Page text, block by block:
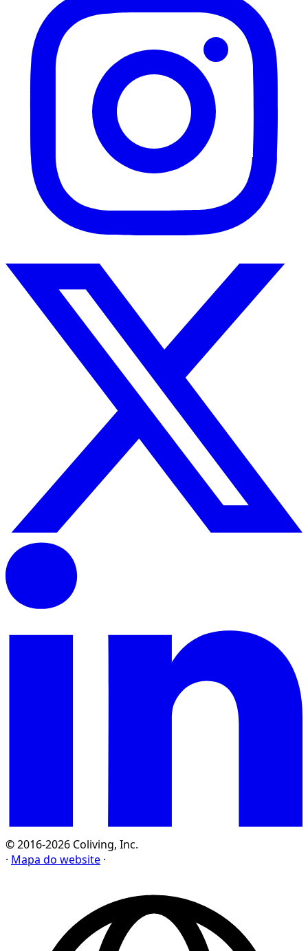
© 2016-2026 Coliving, Inc.
· Mapa do website ·